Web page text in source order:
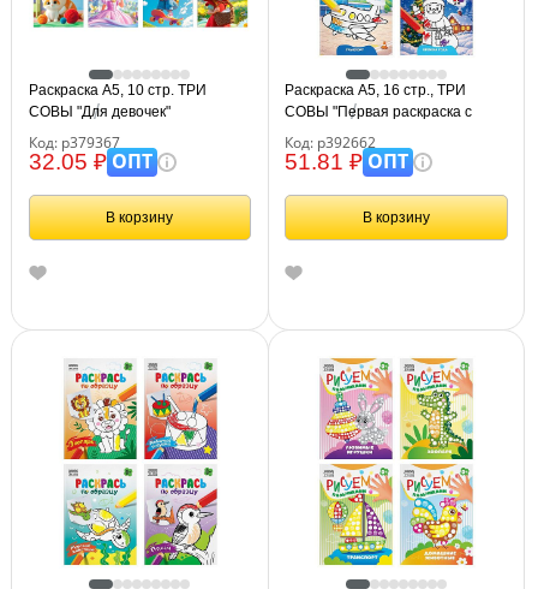
Раскраска А5, 10 стр. ТРИ
СОВЫ "Для девочек"
Код: р379367
32.05 ₽ОПТ
В корзину
Раскраска А5, 16 стр., ТРИ
СОВЫ "Первая раскраска с
Код: р392662
51.81 ₽ОПТ
В корзину